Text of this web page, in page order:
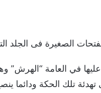
الصغيرة فى
في العامة “الهرش”
تلك الحكة ودائما